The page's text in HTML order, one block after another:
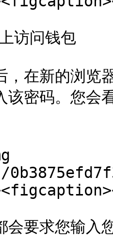
访问钱包
，在新的浏
该密码。您会
会要求您输